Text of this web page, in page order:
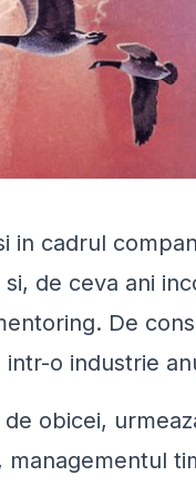
in cadrul
de ceva ani
De
o industrie
obicei,